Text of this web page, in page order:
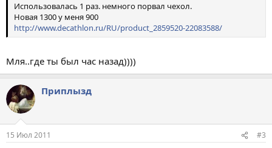
Использовалась 1 раз. немного порвал чехол.
Новая 1300 у меня 900
http://www.decathlon.ru/RU/product_2859520-22083588/
Мля..где ты был час назад))))
Приплызд
15 Июл 2011 #3